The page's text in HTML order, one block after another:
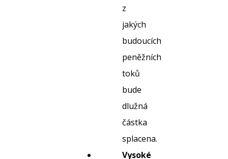
z
jakých
budoucích
peněžních
toků
bude
dlužná
částka
splacena.
Vysoké